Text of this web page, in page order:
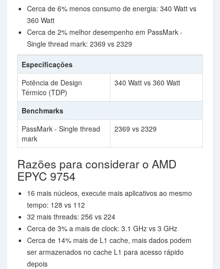
Cerca de 6% menos consumo de energia: 340 Watt vs
360 Watt
Cerca de 2% melhor desempenho em PassMark -
Single thread mark: 2369 vs 2329
Especificações
Potência de Design
Térmico (TDP)
340 Watt vs 360 Watt
Benchmarks
PassMark - Single thread
mark
2369 vs 2329
Razões para considerar o AMD
EPYC 9754
16 mais núcleos, execute mais aplicativos ao mesmo
tempo: 128 vs 112
32 mais threads: 256 vs 224
Cerca de 3% a mais de clock: 3.1 GHz vs 3 GHz
Cerca de 14% mais de L1 cache, mais dados podem
ser armazenados no cache L1 para acesso rápido
depois